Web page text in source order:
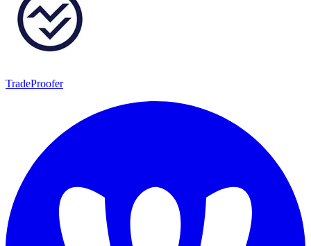
TradeProofer